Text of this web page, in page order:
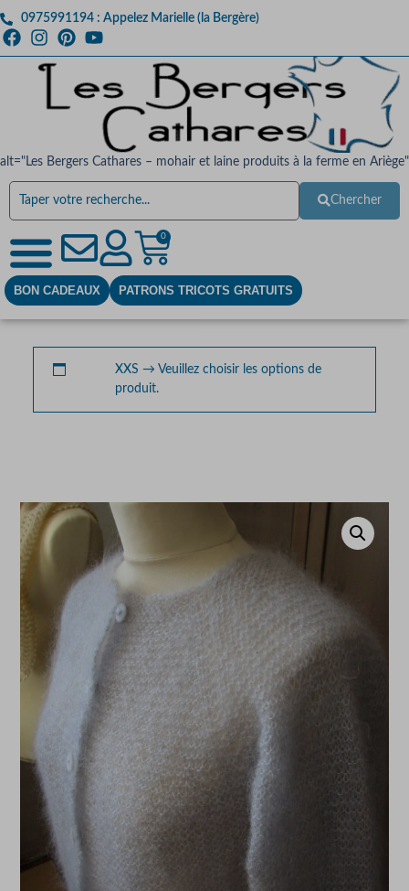
0975991194 : Appelez Marielle (la Bergère)
alt="Les Bergers Cathares – mohair et laine produits à la ferme en Ariège"
Chercher
0
BON CADEAUX PATRONS TRICOTS GRATUITS
XXS → Veuillez choisir les options de
produit.